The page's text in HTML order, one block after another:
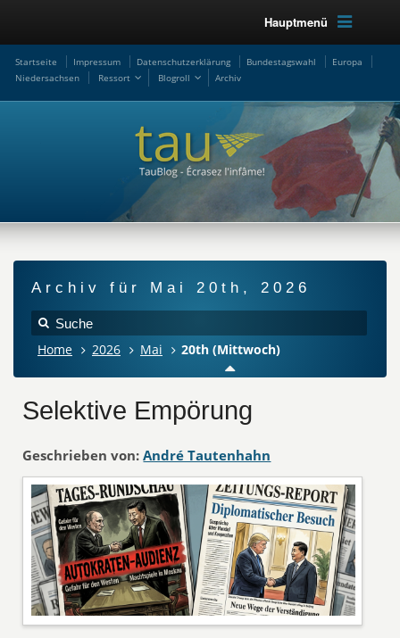
Hauptmenü
Startseite Impressum Datenschutzerklärung Bundestagswahl
Europa
Niedersachsen
Ressort Blogroll Archiv
Archiv für Mai 20th, 2026
Home 2026 Mai 20th (Mittwoch)
Selektive Empörung
Geschrieben von: André Tautenhahn